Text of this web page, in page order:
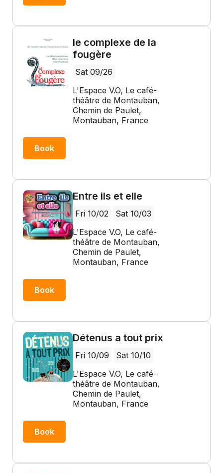
le complexe de la
fougère
Sat 09/26
L'Espace V.O, Le café-
théâtre de Montauban,
Chemin de Paulet,
Montauban, France
Book
Entre ils et elle
Fri 10/02
Sat 10/03
L'Espace V.O, Le café-
théâtre de Montauban,
Chemin de Paulet,
Montauban, France
Book
Détenus a tout prix
Fri 10/09
Sat 10/10
L'Espace V.O, Le café-
théâtre de Montauban,
Chemin de Paulet,
Montauban, France
Book